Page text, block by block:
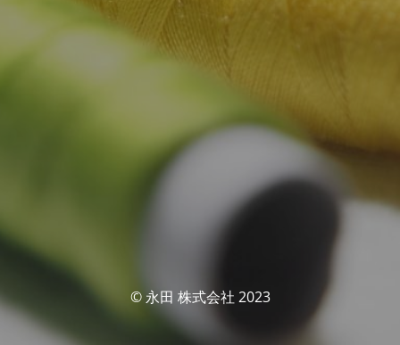
© 永田 株式会社 2023